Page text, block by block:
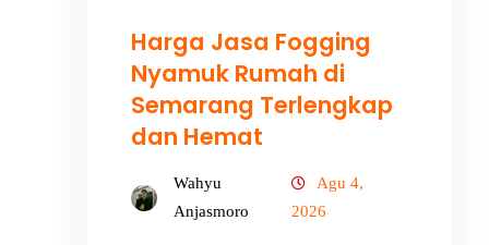
Harga Jasa Fogging
Nyamuk Rumah di
Semarang Terlengkap
dan Hemat
Wahyu
Anjasmoro
Agu 4,
2026